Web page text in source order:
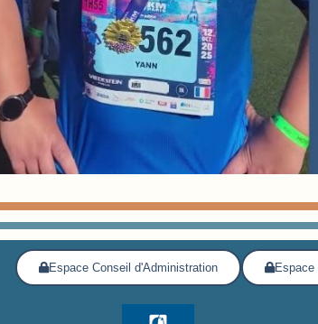
Espace Conseil d'Administration Espace